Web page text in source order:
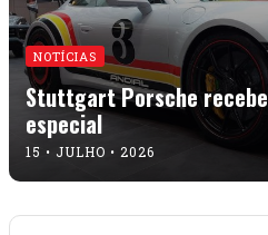
NOTÍCIAS
Stuttgart Porsche recebe
especial
15 • JULHO • 2026